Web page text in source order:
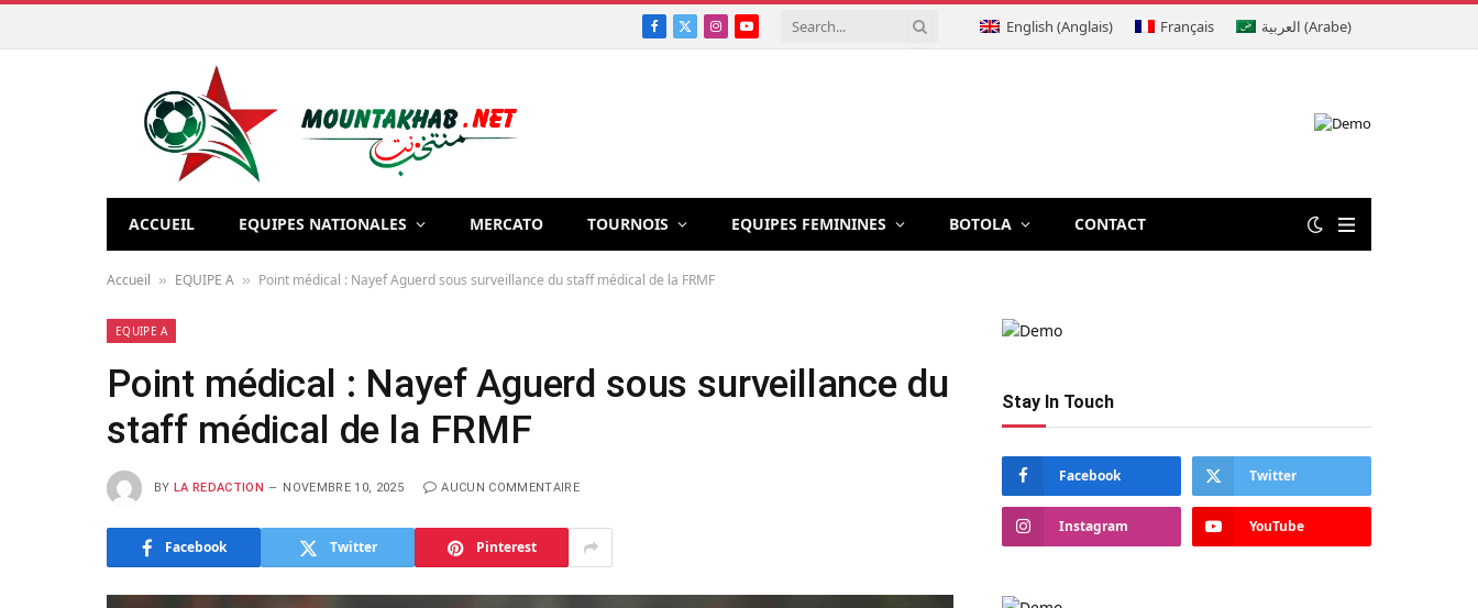
Facebook
X
Instagram
YouTube English (Anglais) Français العربية (Arabe)
ACCUEIL EQUIPES NATIONALES MERCATO TOURNOIS EQUIPES FEMININES BOTOLA CONTACT
Accueil » EQUIPE A » Point médical : Nayef Aguerd sous surveillance du staff médical de la FRMF
EQUIPE A
Point médical : Nayef Aguerd sous surveillance du
staff médical de la FRMF
BY LA REDACTION NOVEMBRE 10, 2025 AUCUN COMMENTAIRE
Facebook Twitter Pinterest
Stay In Touch
Facebook Twitter
Instagram YouTube